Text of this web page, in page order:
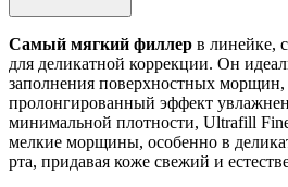
Cамый мягкий филлер в линейке,
для деликатной коррекции. Он
заполнения поверхностных морщин,
пролонгированный эффект
минимальной плотности, Ultrafill
мелкие морщины, особенно в
рта, придавая коже свежий и